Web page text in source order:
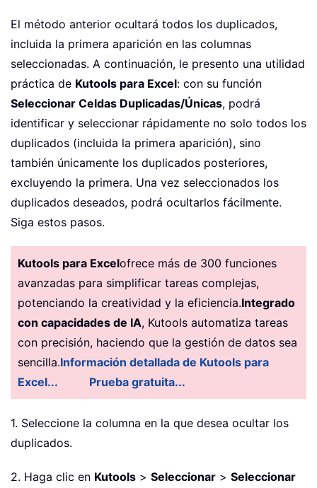
El método anterior ocultará todos los duplicados,
incluida la primera aparición en las columnas
seleccionadas. A continuación, le presento una utilidad
práctica de Kutools para Excel: con su función
Seleccionar Celdas Duplicadas/Únicas, podrá
identificar y seleccionar rápidamente no solo todos los
duplicados (incluida la primera aparición), sino
también únicamente los duplicados posteriores,
excluyendo la primera. Una vez seleccionados los
duplicados deseados, podrá ocultarlos fácilmente.
Siga estos pasos.
Kutools para Excelofrece más de 300 funciones
avanzadas para simplificar tareas complejas,
potenciando la creatividad y la eficiencia.Integrado
con capacidades de IA, Kutools automatiza tareas
con precisión, haciendo que la gestión de datos sea
sencilla.Información detallada de Kutools para
Excel...
Prueba gratuita...
1. Seleccione la columna en la que desea ocultar los
duplicados.
2. Haga clic en Kutools > Seleccionar > Seleccionar